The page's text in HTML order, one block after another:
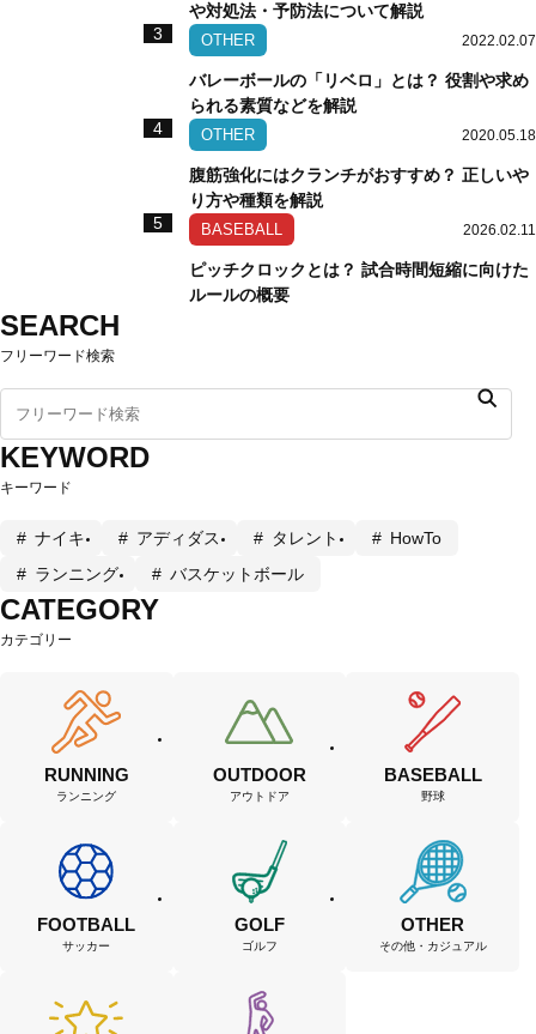
や対処法・予防法について解説
3
OTHER 2022.02.07
バレーボールの「リベロ」とは？ 役割や求め
られる素質などを解説
4
OTHER 2020.05.18
腹筋強化にはクランチがおすすめ？ 正しいや
り方や種類を解説
5
BASEBALL 2026.02.11
ピッチクロックとは？ 試合時間短縮に向けた
ルールの概要
SEARCH
フリーワード検索
KEYWORD
キーワード
ナイキ アディダス タレント
HowTo
ランニング
バスケットボール
CATEGORY
カテゴリー
RUNNING
ランニング
OUTDOOR
アウトドア
BASEBALL
野球
FOOTBALL
サッカー
GOLF
ゴルフ
OTHER
その他・カジュアル